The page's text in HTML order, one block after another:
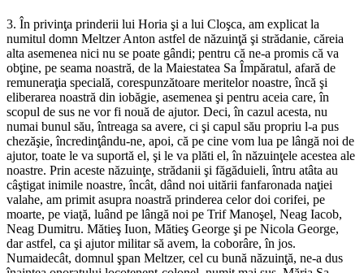
3. În privinţa prinderii lui Horia şi a lui Cloşca, am explicat la
numitul domn Meltzer Anton astfel de năzuinţă şi strădanie, căreia
alta asemenea nici nu se poate gândi; pentru că ne-a promis că va
obţine, pe seama noastră, de la Maiestatea Sa Împăratul, afară de
remuneraţia specială, corespunzătoare me­ritelor noastre, încă şi
eliberarea noastră din iobăgie, asemenea şi pentru aceia care, în
scopul de sus ne vor fi nouă de ajutor. Deci, în cazul acesta, nu
numai bunul său, întreaga sa avere, ci şi capul său propriu l-a pus
chezăşie, încredinţându-ne, apoi, că pe cine vom lua pe lângă noi de
ajutor, toate le va suportă el, şi le va plăti el, în năzuinţele acestea ale
noastre. Prin aceste năzuinţe, strădanii şi făgăduieli, întru atâta au
câştigat inimile noastre, încât, dând noi uitării fanfaronada naţiei
valahe, am primit asupra noastră prinderea celor doi corifei, pe
moarte, pe viaţă, luând pe lângă noi pe Trif Manoşel, Neag Iacob,
Neag Dumitru. Mătieş Iuon, Mătieş George şi pe Nicola George,
dar astfel, ca şi ajutor militar să avem, la coborâre, în jos.
Numaidecât, domnul şpan Meltzer, cel cu bună năzuinţă, ne-a dus